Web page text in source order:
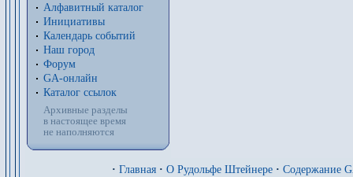
Алфавитный каталог
Инициативы
Календарь событий
Наш город
Форум
GA-онлайн
Каталог ссылок
Архивные разделы
в настоящее время
не наполняются
· Главная · О Рудольфе Штейнере · Содержание